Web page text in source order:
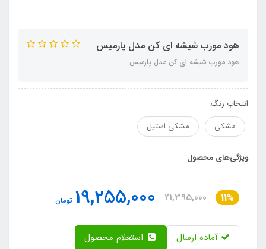
هود مورب شیشه ای کن مدل پارمیس
هود مورب شیشه ای کن مدل پارمیس
انتخاب رنگ:
مشکی
مشکی استیل
ویژگی‌های محصول
11%
21,395,000
19,255,000 تومان
آماده ارسال